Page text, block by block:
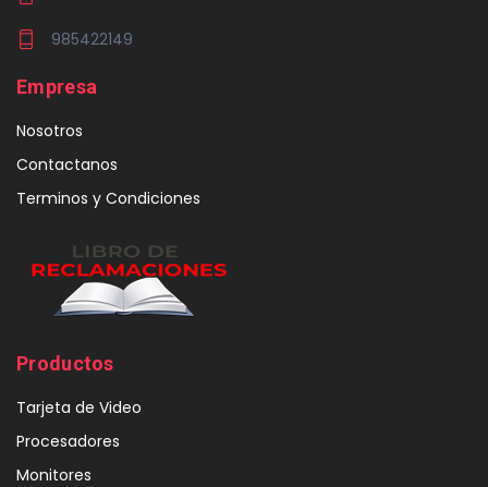
985422149
Empresa
Nosotros
Contactanos
Terminos y Condiciones
Productos
Tarjeta de Video
Procesadores
Monitores